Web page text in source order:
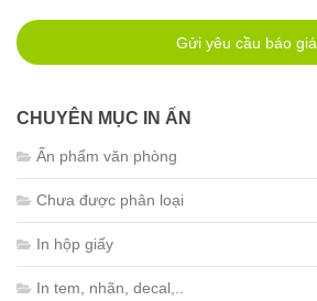
Gửi yêu cầu báo giá
CHUYÊN MỤC IN ẤN
Ấn phẩm văn phòng
Chưa được phân loại
In hộp giấy
In tem, nhãn, decal,..